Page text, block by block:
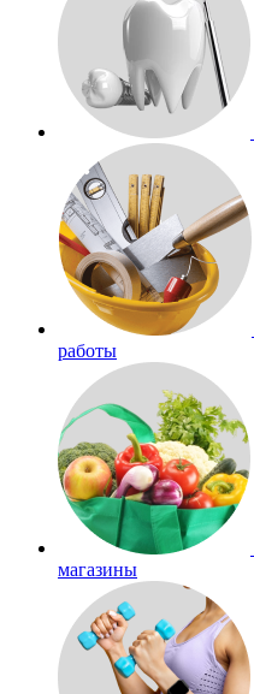
работы
магазины